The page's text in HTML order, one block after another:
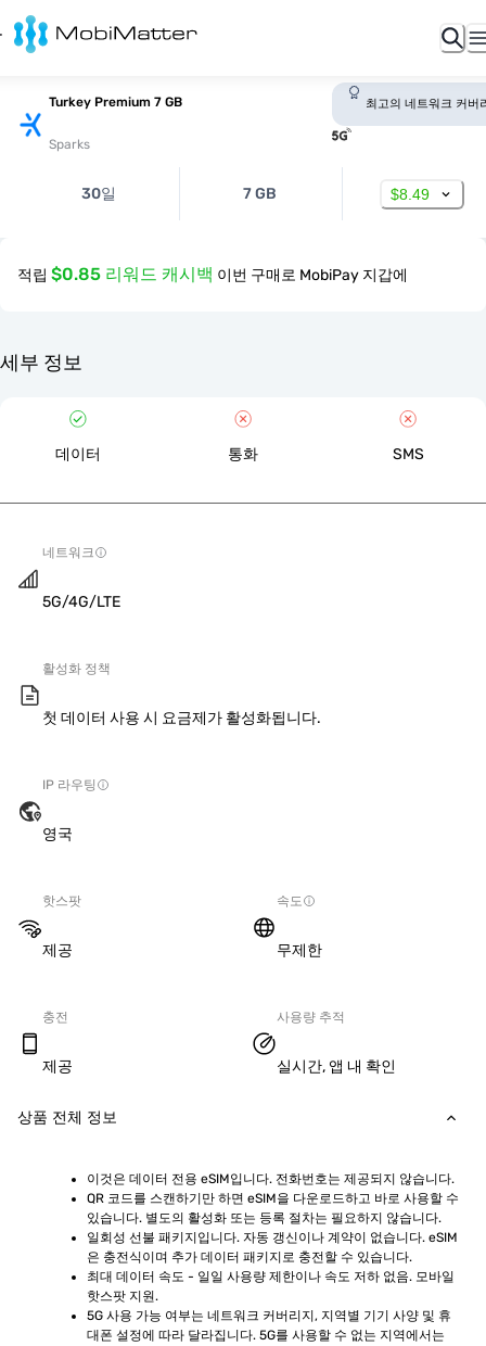
Turkey Premium 7 GB
Sparks
최고의 네트워크 커버
30일 7 GB $8.49
적립 $0.85 리워드 캐시백 이번 구매로 MobiPay 지갑에
세부 정보
데이터 통화 SMS
네트워크
5G/4G/LTE
활성화 정책
첫 데이터 사용 시 요금제가 활성화됩니다.
IP 라우팅
영국
핫스팟
제공
속도
무제한
충전
제공
사용량 추적
실시간, 앱 내 확인
상품 전체 정보
이것은 데이터 전용 eSIM입니다. 전화번호는 제공되지 않습니다.
QR 코드를 스캔하기만 하면 eSIM을 다운로드하고 바로 사용할 수
있습니다. 별도의 활성화 또는 등록 절차는 필요하지 않습니다.
일회성 선불 패키지입니다. 자동 갱신이나 계약이 없습니다. eSIM
은 충전식이며 추가 데이터 패키지로 충전할 수 있습니다.
최대 데이터 속도 - 일일 사용량 제한이나 속도 저하 없음. 모바일
핫스팟 지원.
5G 사용 가능 여부는 네트워크 커버리지, 지역별 기기 사양 및 휴
대폰 설정에 따라 달라집니다. 5G를 사용할 수 없는 지역에서는